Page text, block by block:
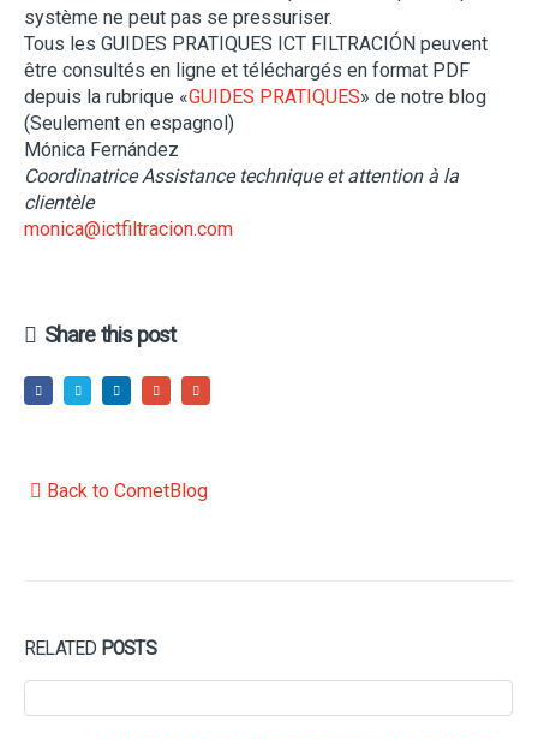
système ne peut pas se pressuriser.
Tous les GUIDES PRATIQUES ICT FILTRACIÓN peuvent
être consultés en ligne et téléchargés en format PDF
depuis la rubrique «GUIDES PRATIQUES» de notre blog
(Seulement en espagnol)
Mónica Fernández
Coordinatrice Assistance technique et attention à la
clientèle
monica@ictfiltracion.com
Share this post
Back to CometBlog
RELATED POSTS